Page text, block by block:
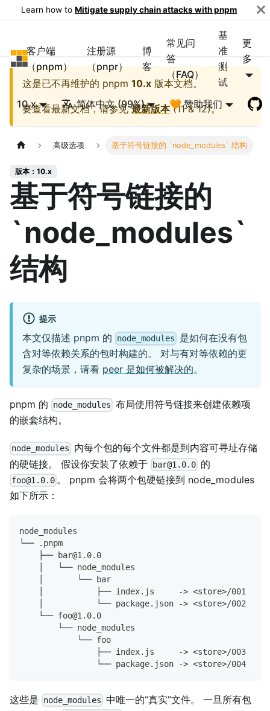
Learn how to Mitigate supply chain attacks with pnpm
pnpm
客户端
（pnpm）
注册源
（pnpr）
博
客
常见问
答
（FAQ）
基
准
测
试
更
多
10.x 简体中文 (99%) 🧡 赞助我们
这是已不再维护的 pnpm 10.x 版本文档。
要查看最新文档，请参见最新版本(11 & 12)。
高级选项 基于符号链接的 `node_modules` 结构
版本：10.x
基于符号链接的
`node_modules`
结构
提示
本文仅描述 pnpm 的 node_modules
是如何在没有包
含对等依赖关系的包时构建的。 对与有对等依赖的更
复杂的场景，请看 peer 是如何被解决的。
pnpm 的 node_modules 布局使用符号链接来创建依赖项
的嵌套结构。
node_modules
内每个包的每个文件都是到内容可寻址存储
的硬链接。 假设你安装了依赖于
bar@1.0.0 的
foo@1.0.0 。 pnpm 会将两个包硬链接到 node_modules
如下所示：
node_modules
└── .pnpm
    ├── bar@1.0.0
    │   └── node_modules
    │       └── bar
    │           ├── index.js     -> <store>/001
    │           └── package.json -> <store>/002
    └── foo@1.0.0
        └── node_modules
            └── foo
                ├── index.js     -> <store>/003
                └── package.json -> <store>/004
这些是 node_modules 中唯一的“真实”文件。 一旦所有包